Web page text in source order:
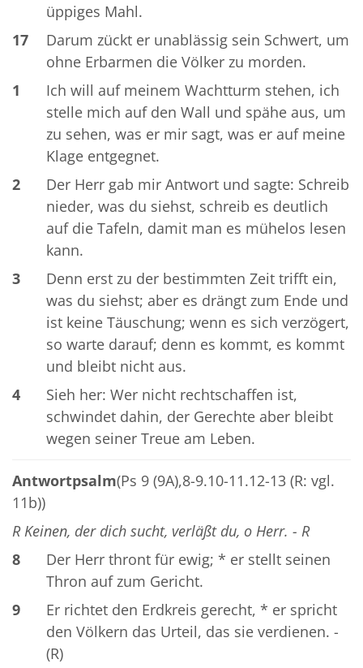
üppiges Mahl.
17
Darum zückt er unablässig sein Schwert, um
ohne Erbarmen die Völker zu morden.
1
Ich will auf meinem Wachtturm stehen, ich
stelle mich auf den Wall und spähe aus, um
zu sehen, was er mir sagt, was er auf meine
Klage entgegnet.
2
Der Herr gab mir Antwort und sagte: Schreib
nieder, was du siehst, schreib es deutlich
auf die Tafeln, damit man es mühelos lesen
kann.
3
Denn erst zu der bestimmten Zeit trifft ein,
was du siehst; aber es drängt zum Ende und
ist keine Täuschung; wenn es sich verzögert,
so warte darauf; denn es kommt, es kommt
und bleibt nicht aus.
4
Sieh her: Wer nicht rechtschaffen ist,
schwindet dahin, der Gerechte aber bleibt
wegen seiner Treue am Leben.
Antwortpsalm(Ps 9 (9A),8-9.10-11.12-13 (R: vgl.
11b))
R Keinen, der dich sucht, verläßt du, o Herr. - R
8
Der Herr thront für ewig; * er stellt seinen
Thron auf zum Gericht.
9
Er richtet den Erdkreis gerecht, * er spricht
den Völkern das Urteil, das sie verdienen. -
(R)